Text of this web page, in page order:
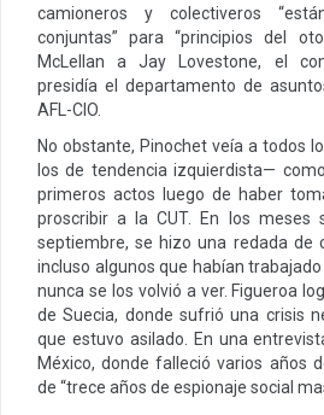
camioneros y colectiveros
conjuntas” para “principios del
McLellan a Jay Lovestone, el
presidía el departamento de
AFL-CIO.
No obstante, Pinochet veía a todos
los de tendencia izquierdista—
primeros actos
luego de haber
proscribir a la CUT. En los meses
septiembre, se hizo una redada de
incluso algunos que habían trabajado
nunca se los volvió a ver. Figueroa
de Suecia, donde sufrió una crisis
que estuvo asilado.
En una
México, donde falleció varios años
de “trece años de espionaje social